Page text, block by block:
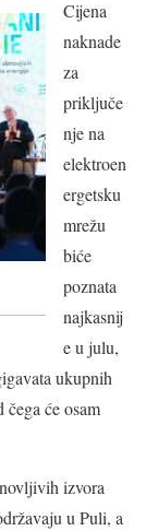
Cijena
naknade
za
priključe
nje na
elektroen
ergetsku
mrežu
biće
poznata
najkasnij
e u julu,
ukupnih
će osam
izvora
u Puli, a